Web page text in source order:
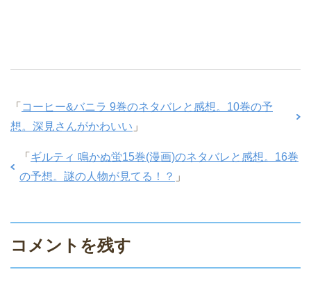
「 コーヒー&バニラ 9巻のネタバレと感想。10巻の予
想。深見さんがかわいい 」
「 ギルティ 鳴かぬ蛍15巻(漫画)のネタバレと感想。16巻
の予想。謎の人物が見てる！？ 」
コメントを残す